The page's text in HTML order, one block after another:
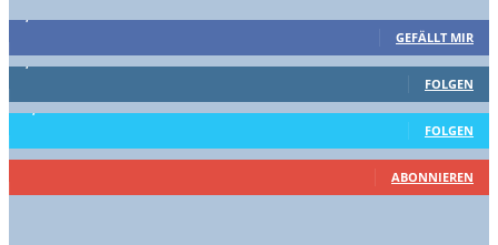
GEFÄLLT MIR
1,662 Follower
FOLGEN
15,658 Follower
FOLGEN
461 Abonnenten
ABONNIEREN